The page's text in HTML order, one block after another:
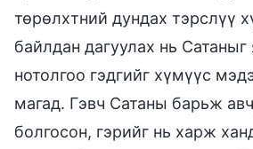
төрөлхтний дундах тэрслүү
байлдан дагуулах нь
нотолгоо гэдгийг хүмүүс
магад. Гэвч Сатаны барьж
болгосон, гэрийг нь харж